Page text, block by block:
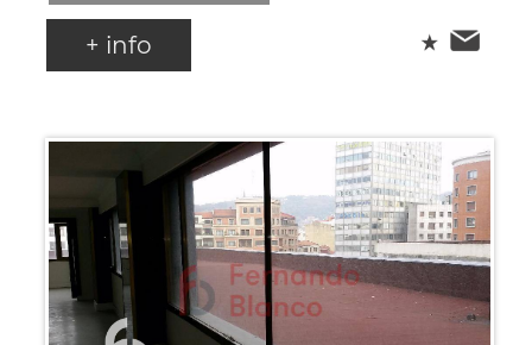
+ info